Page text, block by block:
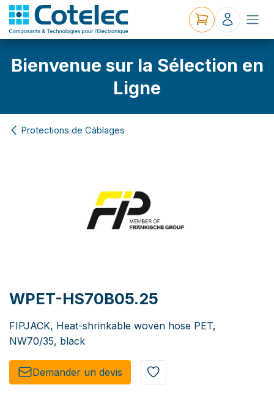
Bienvenue sur la Sélection en
Ligne
Protections de Câblages
WPET-HS70B05.25
FIPJACK, Heat-shrinkable woven hose PET,
NW70/35, black
Demander un de​​vis​​